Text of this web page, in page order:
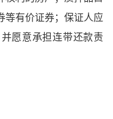
等有价证券；保证人应
愿意承担连带还款责